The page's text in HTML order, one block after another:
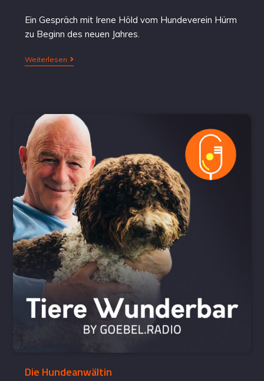
Ein Gespräch mit Irene Höld vom Hundeverein Hürm
zu Beginn des neuen Jahres.
Weiterlesen
Die Hundeanwältin